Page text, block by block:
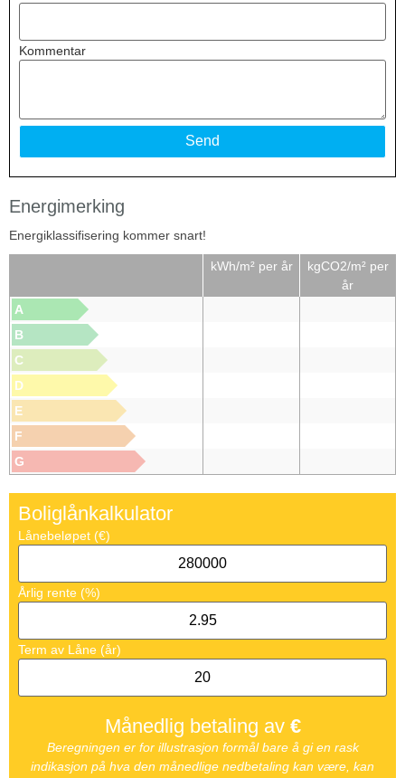
Kommentar
Energimerking
Energiklassifisering kommer snart!
kWh/m² per år
kgCO2/m² per
år
A
B
C
D
E
F
G
Boliglånkalkulator
Lånebeløpet (€)
Årlig rente (%)
Term av Låne (år)
Månedlig betaling av €
Beregningen er for illustrasjon formål bare å gi en rask
indikasjon på hva den månedlige nedbetaling kan være, kan